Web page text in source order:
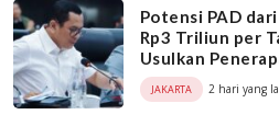
Potensi PAD
Rp3 Triliun per
Usulkan
JAKARTA 2 hari yang